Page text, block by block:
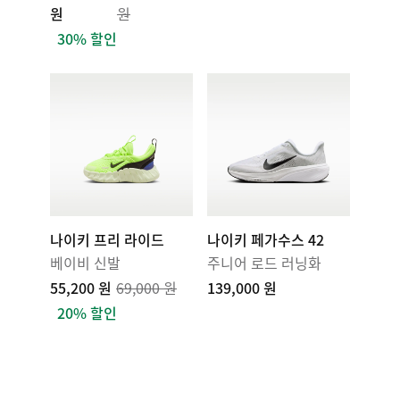
원
원
30% 할인
나이키 프리 라이드
베이비 신발
55,200 원 69,000 원
20% 할인
나이키 페가수스 42
주니어 로드 러닝화
139,000 원